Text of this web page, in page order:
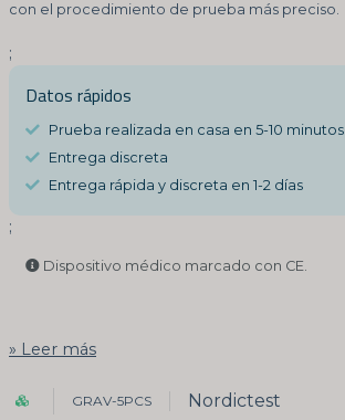
con el procedimiento de prueba más preciso.
;
Datos rápidos
Prueba realizada en casa en 5-10 minutos
Entrega discreta
Entrega rápida y discreta en 1-2 días
;
Dispositivo médico marcado con CE.
Leer más
GRAV-5PCS Nordictest